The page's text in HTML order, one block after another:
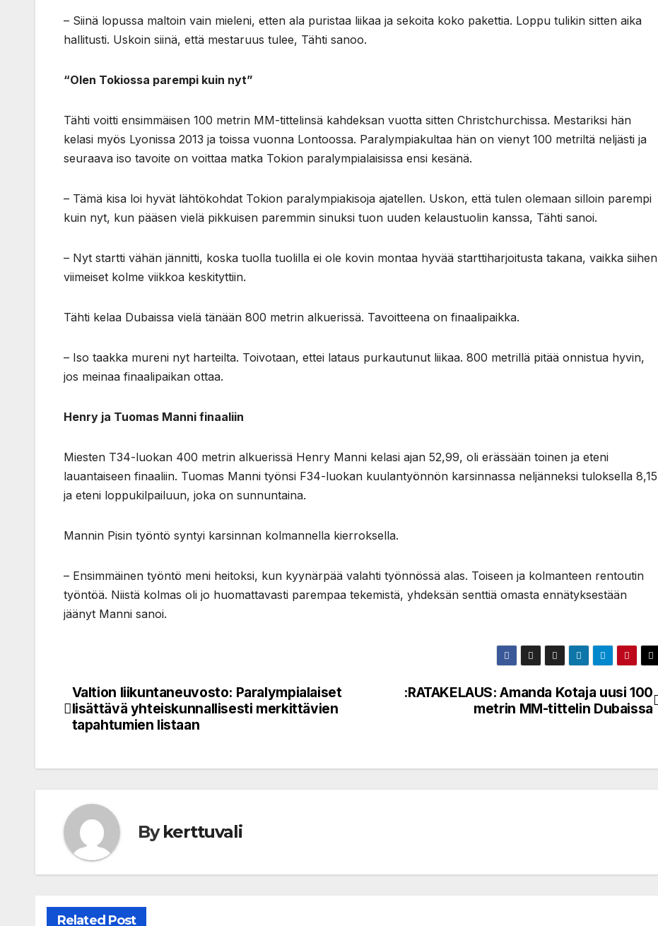
– Siinä lopussa maltoin vain mieleni, etten ala puristaa liikaa ja sekoita koko pakettia. Loppu tulikin sitten aika
hallitusti. Uskoin siinä, että mestaruus tulee, Tähti sanoo.
“Olen Tokiossa parempi kuin nyt”
Tähti voitti ensimmäisen 100 metrin MM-tittelinsä kahdeksan vuotta sitten Christchurchissa. Mestariksi hän
kelasi myös Lyonissa 2013 ja toissa vuonna Lontoossa. Paralympiakultaa hän on vienyt 100 metriltä neljästi ja
seuraava iso tavoite on voittaa matka Tokion paralympialaisissa ensi kesänä.
– Tämä kisa loi hyvät lähtökohdat Tokion paralympiakisoja ajatellen. Uskon, että tulen olemaan silloin parempi
kuin nyt, kun pääsen vielä pikkuisen paremmin sinuksi tuon uuden kelaustuolin kanssa, Tähti sanoi.
– Nyt startti vähän jännitti, koska tuolla tuolilla ei ole kovin montaa hyvää starttiharjoitusta takana, vaikka siihen
viimeiset kolme viikkoa keskityttiin.
Tähti kelaa Dubaissa vielä tänään 800 metrin alkuerissä. Tavoitteena on finaalipaikka.
– Iso taakka mureni nyt harteilta. Toivotaan, ettei lataus purkautunut liikaa. 800 metrillä pitää onnistua hyvin,
jos meinaa finaalipaikan ottaa.
Henry ja Tuomas Manni finaaliin
Miesten T34-luokan 400 metrin alkuerissä Henry Manni kelasi ajan 52,99, oli erässään toinen ja eteni
lauantaiseen finaaliin. Tuomas Manni työnsi F34-luokan kuulantyönnön karsinnassa neljänneksi tuloksella 8,15
ja eteni loppukilpailuun, joka on sunnuntaina.
Mannin Pisin työntö syntyi karsinnan kolmannella kierroksella.
– Ensimmäinen työntö meni heitoksi, kun kyynärpää valahti työnnössä alas. Toiseen ja kolmanteen rentoutin
työntöä. Niistä kolmas oli jo huomattavasti parempaa tekemistä, yhdeksän senttiä omasta ennätyksestään
jäänyt Manni sanoi.
Post
navigation
:RATAKELAUS: Amanda Kotaja uusi 100
metrin MM-tittelin Dubaissa
Valtion liikuntaneuvosto: Paralympialaiset
lisättävä yhteiskunnallisesti merkittävien
tapahtumien listaan
Bykerttuvali
Related Post